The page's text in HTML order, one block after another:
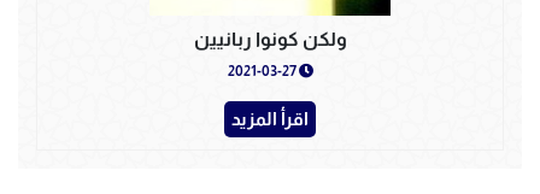
ولكن كونوا ربانيين
2021-03-27
اقرأ المزيد